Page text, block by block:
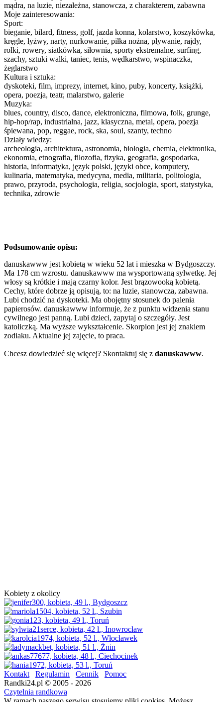
mądra, na luzie, niezależna, stanowcza, z charakterem, zabawna
Moje zainteresowania:
Sport:
bieganie, bilard, fitness, golf, jazda konna, kolarstwo, koszykówka,
kręgle, łyżwy, narty, nurkowanie, piłka nożna, pływanie, rajdy,
rolki, rowery, siatkówka, siłownia, sporty ekstremalne, surfing,
szachy, sztuki walki, taniec, tenis, wędkarstwo, wspinaczka,
żeglarstwo
Kultura i sztuka:
dyskoteki, film, imprezy, internet, kino, puby, koncerty, książki,
opera, poezja, teatr, malarstwo, galerie
Muzyka:
blues, country, disco, dance, elektroniczna, filmowa, folk, grunge,
hip-hop/rap, industrialna, jazz, klasyczna, metal, opera, poezja
śpiewana, pop, reggae, rock, ska, soul, szanty, techno
Działy wiedzy:
archeologia, architektura, astronomia, biologia, chemia, elektronika,
ekonomia, etnografia, filozofia, fizyka, geografia, gospodarka,
historia, informatyka, język polski, języki obce, komputery,
kulinaria, matematyka, medycyna, media, militaria, politologia,
prawo, przyroda, psychologia, religia, socjologia, sport, statystyka,
technika, zdrowie
Podsumowanie opisu:
danuskawww jest kobietą w wieku 52 lat i mieszka w Bydgoszczy.
Ma 178 cm wzrostu. danuskawww ma wysportowaną sylwetkę. Jej
włosy są krótkie i mają czarny kolor. Jest brązowooką kobietą.
Cechy, które dobrze ją opisują, to: na luzie, stanowcza, zabawna.
Lubi chodzić na dyskoteki. Ma obojętny stosunek do palenia
papierosów. danuskawww informuje, że z punktu widzenia stanu
cywilnego jest panną. Lubi dzieci, zapytaj o szczegóły. Jest
katoliczką. Ma wyższe wykształcenie. Skorpion jest jej znakiem
zodiaku. Aktualne jej zajęcie, to praca.
Chcesz dowiedzieć się więcej? Skontaktuj się z danuskawww.
Kobiety z okolicy
Kontakt Regulamin Cennik
Pomoc
Randki24.pl © 2005 - 2026
Czytelnia randkowa